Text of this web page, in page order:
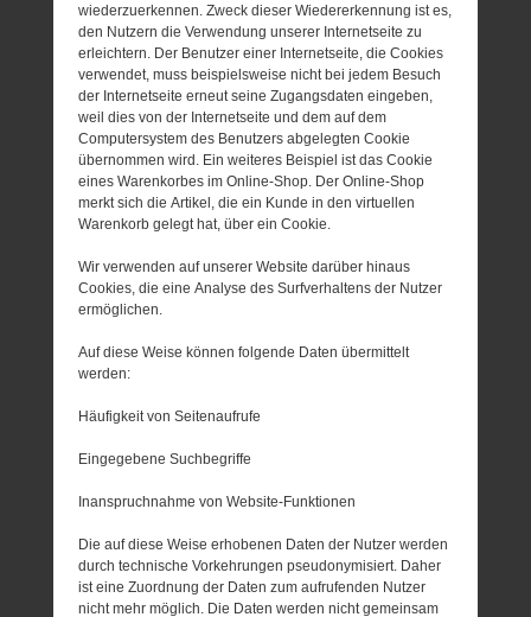
wiederzuerkennen. Zweck dieser Wiedererkennung ist es,
den Nutzern die Verwendung unserer Internetseite zu
erleichtern. Der Benutzer einer Internetseite, die Cookies
verwendet, muss beispielsweise nicht bei jedem Besuch
der Internetseite erneut seine Zugangsdaten eingeben,
weil dies von der Internetseite und dem auf dem
Computersystem des Benutzers abgelegten Cookie
übernommen wird. Ein weiteres Beispiel ist das Cookie
eines Warenkorbes im Online-Shop. Der Online-Shop
merkt sich die Artikel, die ein Kunde in den virtuellen
Warenkorb gelegt hat, über ein Cookie.
Wir verwenden auf unserer Website darüber hinaus
Cookies, die eine Analyse des Surfverhaltens der Nutzer
ermöglichen.
Auf diese Weise können folgende Daten übermittelt
werden:
Häufigkeit von Seitenaufrufe
Eingegebene Suchbegriffe
Inanspruchnahme von Website-Funktionen
Die auf diese Weise erhobenen Daten der Nutzer werden
durch technische Vorkehrungen pseudonymisiert. Daher
ist eine Zuordnung der Daten zum aufrufenden Nutzer
nicht mehr möglich. Die Daten werden nicht gemeinsam